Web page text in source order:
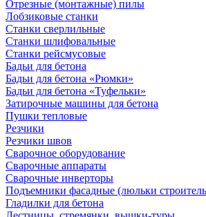
Отрезные (монтажные) пилы
Лобзиковые станки
Станки сверлильные
Станки шлифовальные
Станки рейсмусовые
Бадьи для бетона
Бадьи для бетона «Рюмки»
Бадьи для бетона «Туфельки»
Затирочные машины для бетона
Пушки тепловые
Резчики
Резчики швов
Сварочное оборудование
Сварочные аппараты
Сварочные инверторы
Подъемники фасадные (люльки
Гладилки для бетона